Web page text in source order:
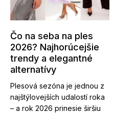
Čo na seba na ples
2026? Najhorúcejšie
trendy a elegantné
alternatívy
Plesová sezóna je jednou z
najštýlovejších udalostí roka
– a rok 2026 prinesie širšiu